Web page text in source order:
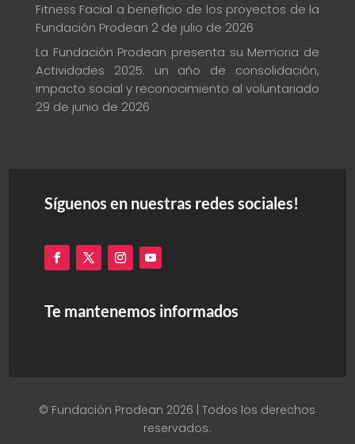
Fitness Facial a beneficio de los proyectos de la
Fundación Prodean 2 de julio de 2026
La Fundación Prodean presenta su Memoria de
Actividades 2025: un año de consolidación,
impacto social y reconocimiento al voluntariado
29 de junio de 2026
Síguenos en nuestras redes sociales!
Te mantenemos informados
© Fundación Prodean 2026 | Todos los derechos
reservados.